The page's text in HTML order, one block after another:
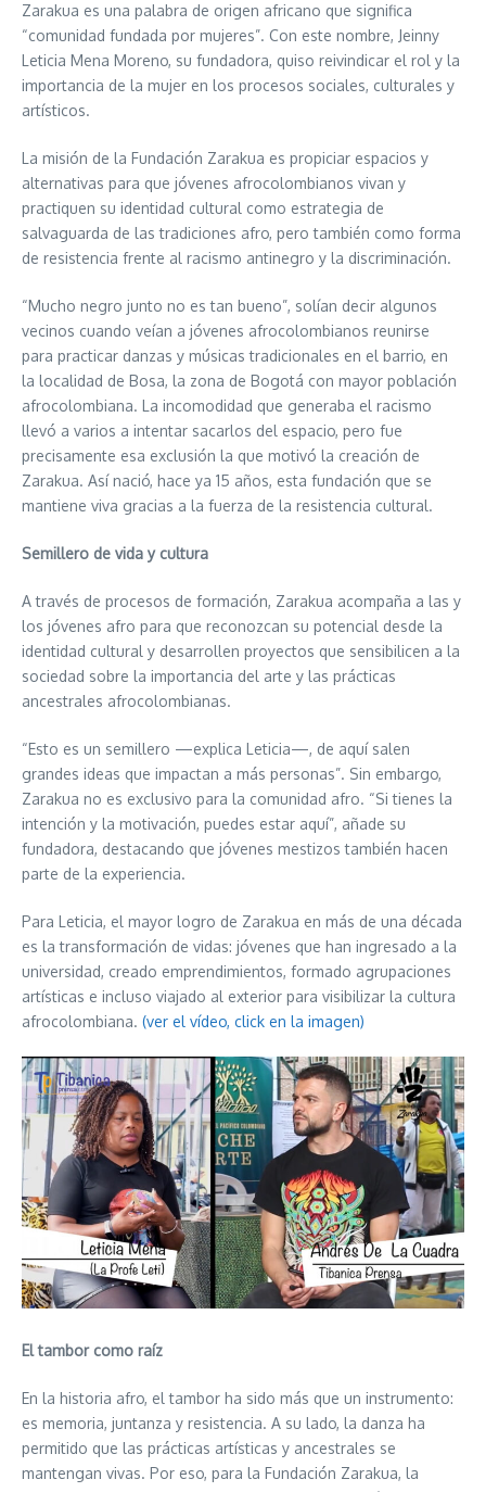
Zarakua es una palabra de origen africano que significa
“comunidad fundada por mujeres”. Con este nombre, Jeinny
Leticia Mena Moreno, su fundadora, quiso reivindicar el rol y la
importancia de la mujer en los procesos sociales, culturales y
artísticos.
La misión de la Fundación Zarakua es propiciar espacios y
alternativas para que jóvenes afrocolombianos vivan y
practiquen su identidad cultural como estrategia de
salvaguarda de las tradiciones afro, pero también como forma
de resistencia frente al racismo antinegro y la discriminación.
“Mucho negro junto no es tan bueno”, solían decir algunos
vecinos cuando veían a jóvenes afrocolombianos reunirse
para practicar danzas y músicas tradicionales en el barrio, en
la localidad de Bosa, la zona de Bogotá con mayor población
afrocolombiana. La incomodidad que generaba el racismo
llevó a varios a intentar sacarlos del espacio, pero fue
precisamente esa exclusión la que motivó la creación de
Zarakua. Así nació, hace ya 15 años, esta fundación que se
mantiene viva gracias a la fuerza de la resistencia cultural.
Semillero de vida y cultura
A través de procesos de formación, Zarakua acompaña a las y
los jóvenes afro para que reconozcan su potencial desde la
identidad cultural y desarrollen proyectos que sensibilicen a la
sociedad sobre la importancia del arte y las prácticas
ancestrales afrocolombianas.
“Esto es un semillero —explica Leticia—, de aquí salen
grandes ideas que impactan a más personas”. Sin embargo,
Zarakua no es exclusivo para la comunidad afro. “Si tienes la
intención y la motivación, puedes estar aquí”, añade su
fundadora, destacando que jóvenes mestizos también hacen
parte de la experiencia.
Para Leticia, el mayor logro de Zarakua en más de una década
es la transformación de vidas: jóvenes que han ingresado a la
universidad, creado emprendimientos, formado agrupaciones
artísticas e incluso viajado al exterior para visibilizar la cultura
afrocolombiana. (ver el vídeo, click en la imagen)
El tambor como raíz
En la historia afro, el tambor ha sido más que un instrumento:
es memoria, juntanza y resistencia. A su lado, la danza ha
permitido que las prácticas artísticas y ancestrales se
mantengan vivas. Por eso, para la Fundación Zarakua, la